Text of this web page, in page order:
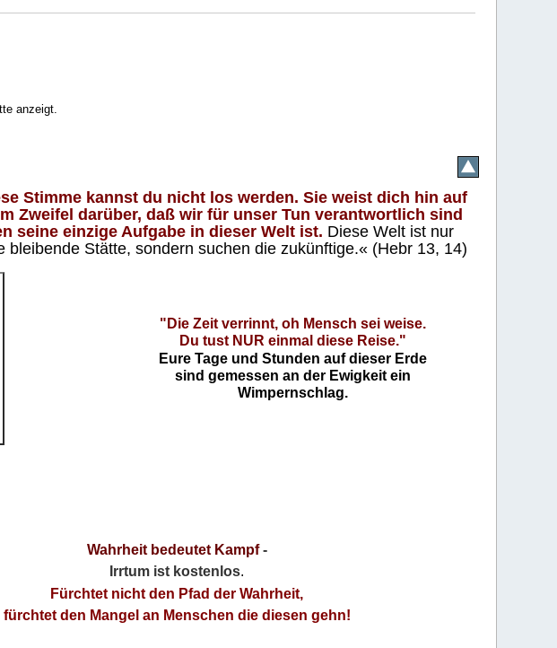
anzeigt.
Stimme kannst du nicht los werden. Sie weist dich hin auf
Zweifel darüber, daß wir für unser Tun verantwortlich sind
seine einzige Aufgabe in dieser Welt ist. Diese Welt ist nur
Stätte, sondern suchen die zukünftige.« (Hebr 13, 14)
"Die Zeit verrinnt, oh Mensch sei weise.
Du tust NUR einmal diese Reise."
Eure Tage und Stunden auf dieser Erde
sind gemessen an der Ewigkeit ein
Wimpernschlag.
Wahrheit bedeutet Kampf-
Irrtum ist kostenlos.
Fürchtet nicht den Pfad der Wahrheit,
fürchtet den Mangel an Menschen die diesen gehn!